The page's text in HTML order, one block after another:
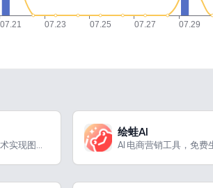
绘蛙AI
AI 电商营销工具，免费